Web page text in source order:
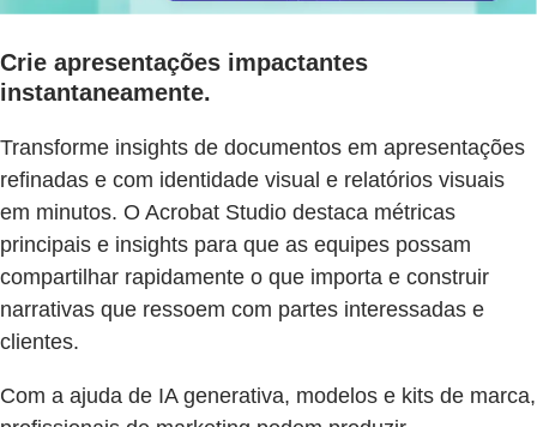
Crie apresentações impactantes
instantaneamente.
Transforme insights de documentos em apresentações
refinadas e com identidade visual e relatórios visuais
em minutos. O Acrobat Studio destaca métricas
principais e insights para que as equipes possam
compartilhar rapidamente o que importa e construir
narrativas que ressoem com partes interessadas e
clientes.
Com a ajuda de IA generativa, modelos e kits de marca,